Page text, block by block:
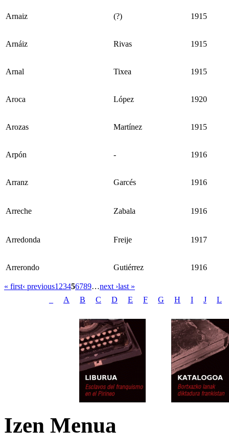
Arnaiz (?) 1915
Arnáiz Rivas 1915
Arnal Tixea 1915
Aroca López 1920
Arozas Martínez 1915
Arpón - 1916
Arranz Garcés 1916
Arreche Zabala 1916
Arredonda Freije 1917
Arrerondo Gutiérrez 1916
« first‹ previous1 23456789…next ›last »
A B C D E F G H I J L
Izen Menua